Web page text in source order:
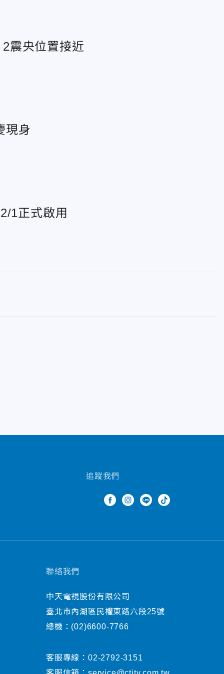
震央位置接近
現身
1正式啟用
追蹤我們
聯絡我們
中天電視股份有限公司
臺北市內湖區民權東路六段25號
總機： (02)6600-7766
客服專線： 02-2792-3151